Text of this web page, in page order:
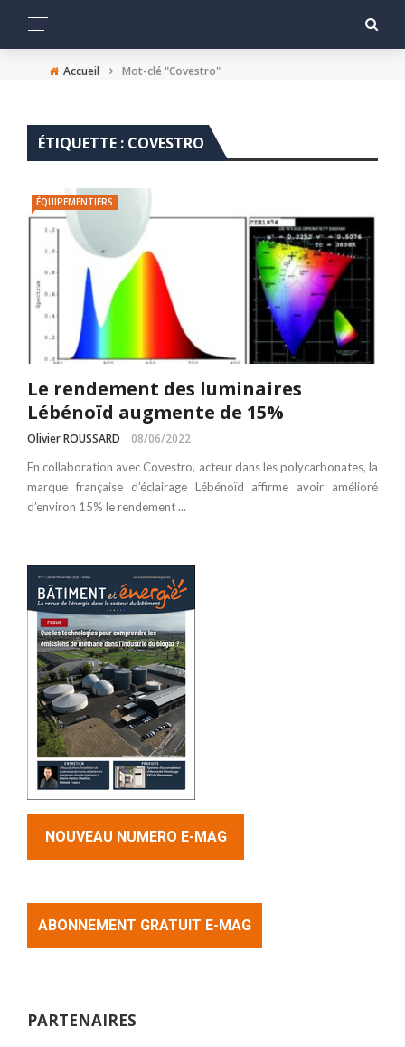
Accueil › Mot-clé "Covestro"
ÉTIQUETTE : COVESTRO
ÉQUIPEMENTIERS
Le rendement des luminaires
Lébénoïd augmente de 15%
Olivier ROUSSARD 08/06/2022
En collaboration avec Covestro, acteur dans les polycarbonates, la
marque française d’éclairage Lébénoïd affirme avoir amélioré
d’environ 15% le rendement ...
NOUVEAU NUMERO E-MAG
ABONNEMENT GRATUIT E-MAG
PARTENAIRES